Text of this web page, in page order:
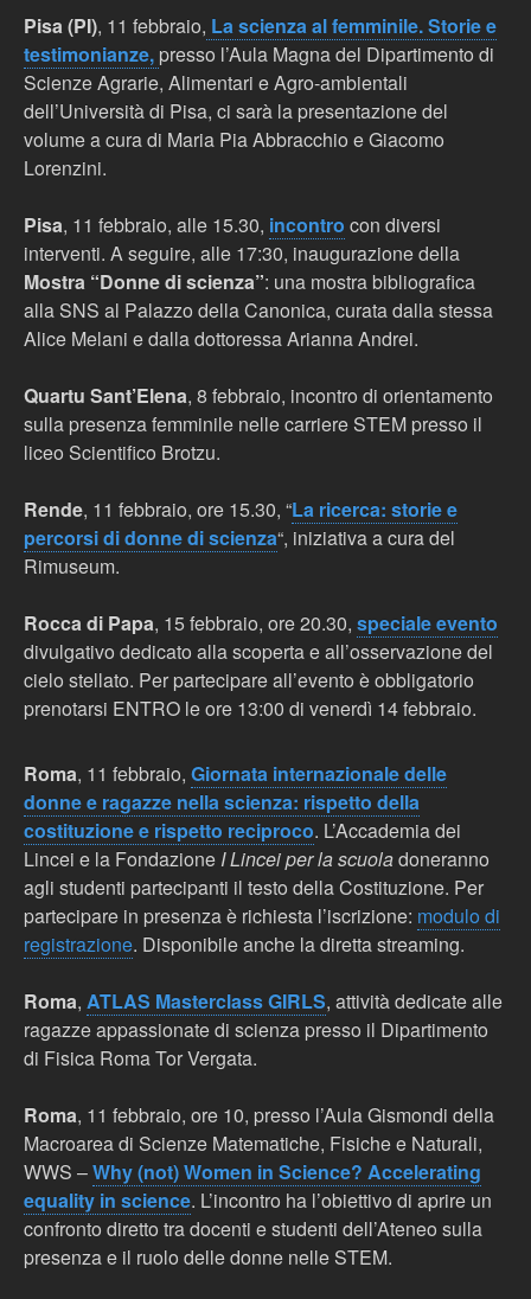
Pisa (PI), 11 febbraio, La scienza al femminile. Storie e
testimonianze, presso l’Aula Magna del Dipartimento di
Scienze Agrarie, Alimentari e Agro-ambientali
dell’Università di Pisa, ci sarà la presentazione del
volume a cura di Maria Pia Abbracchio e Giacomo
Lorenzini.
Pisa, 11 febbraio, alle 15.30, incontro con diversi
interventi. A seguire, alle 17:30, inaugurazione della
Mostra “Donne di scienza”: una mostra bibliografica
alla SNS al Palazzo della Canonica, curata dalla stessa
Alice Melani e dalla dottoressa Arianna Andrei.
Quartu Sant’Elena, 8 febbraio, incontro di orientamento
sulla presenza femminile nelle carriere STEM presso il
liceo Scientifico Brotzu.
Rende, 11 febbraio, ore 15.30, “La ricerca: storie e
percorsi di donne di scienza“, iniziativa a cura del
Rimuseum.
Rocca di Papa, 15 febbraio, ore 20.30, speciale evento
divulgativo dedicato alla scoperta e all’osservazione del
cielo stellato. Per partecipare all’evento è obbligatorio
prenotarsi ENTRO le ore 13:00 di venerdì 14 febbraio.
Roma, 11 febbraio, Giornata internazionale delle
donne e ragazze nella scienza: rispetto della
costituzione e rispetto reciproco. L’Accademia dei
Lincei e la Fondazione I Lincei per la scuoladoneranno
agli studenti partecipanti il testo della Costituzione. Per
partecipare in presenza è richiesta l’iscrizione: modulo di
registrazione. Disponibile anche la diretta streaming.
Roma, ATLAS Masterclass GIRLS, attività dedicate alle
ragazze appassionate di scienza presso il Dipartimento
di Fisica Roma Tor Vergata.
Roma, 11 febbraio, ore 10, presso l’Aula Gismondi della
Macroarea di Scienze Matematiche, Fisiche e Naturali,
WWS –Why (not) Women in Science? Accelerating
equality in science. L’incontro ha l’obiettivo di aprire un
confronto diretto tra docenti e studenti dell’Ateneo sulla
presenza e il ruolo delle donne nelle STEM.